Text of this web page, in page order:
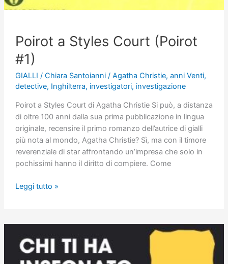
Poirot a Styles Court (Poirot
#1)
GIALLI / Chiara Santoianni / Agatha Christie, anni Venti,
detective, Inghilterra, investigatori, investigazione
Poirot a Styles Court di Agatha Christie Si può, a distanza
di oltre 100 anni dalla sua prima pubblicazione in lingua
originale, recensire il primo romanzo dell’autrice di gialli
più nota al mondo, Agatha Christie? Sì, ma con il timore
reverenziale di star affrontando un’impresa che solo in
pochissimi hanno il diritto di compiere. Come
Poirot
#1)
Leggi tutto »